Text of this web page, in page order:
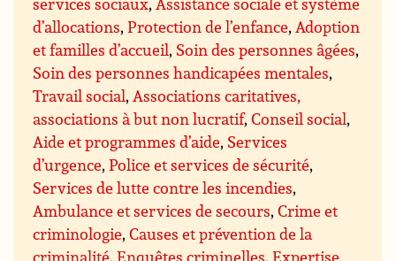
d’allocations,Protection de l’enfance,Adoption
et familles d’accueil, Soin des personnes âgées,
Soin des personnes handicapées mentales,
Travail social,Associations caritatives,
associations à but non lucratif,Conseil social,
Aide et programmes d’aide, Services
d’urgence,Police et services de sécurité,
Services de lutte contre les incendies,
Ambulance et services de secours,Crime et
criminologie,Causes et prévention de la
criminalité,Enquêtes criminelles,Expertise